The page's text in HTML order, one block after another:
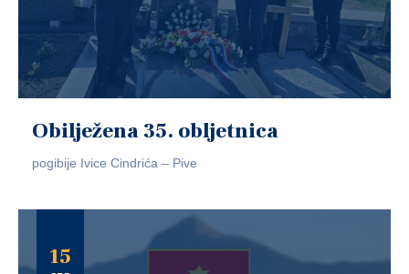
Obilježena 35. obljetnica
pogibije Ivice Cindrića – Pive
15